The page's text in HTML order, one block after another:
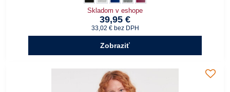
Skladom v eshope
39,95 €
33,02 € bez DPH
Zobraziť